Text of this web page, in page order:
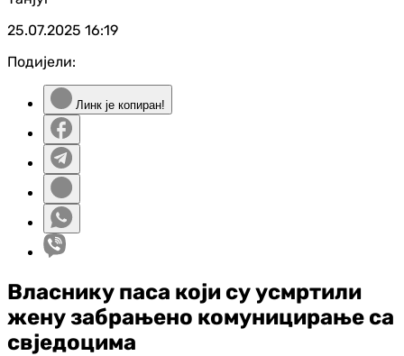
25.07.2025 16:19
Подијели:
Линк је копиран!
Власнику паса који су усмртили
жену забрањено комуницирање са
свједоцима